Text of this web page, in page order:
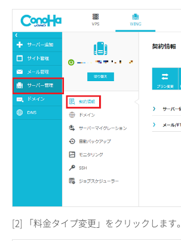
[2] 「料金タイプ変更」をクリックします。